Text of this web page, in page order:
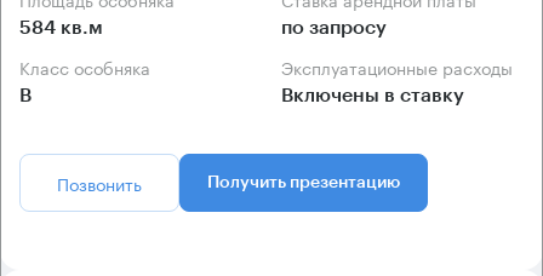
584 кв.м по запросу
Класс особняка
B
Эксплуатационные расходы
Включены в ставку
Позвонить Получить презентацию